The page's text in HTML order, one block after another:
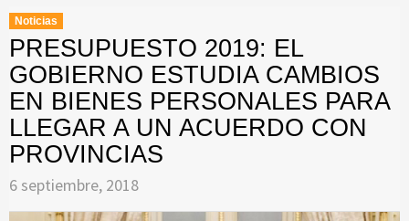
Noticias
PRESUPUESTO 2019: EL
GOBIERNO ESTUDIA CAMBIOS
EN BIENES PERSONALES PARA
LLEGAR A UN ACUERDO CON
PROVINCIAS
6 septiembre, 2018